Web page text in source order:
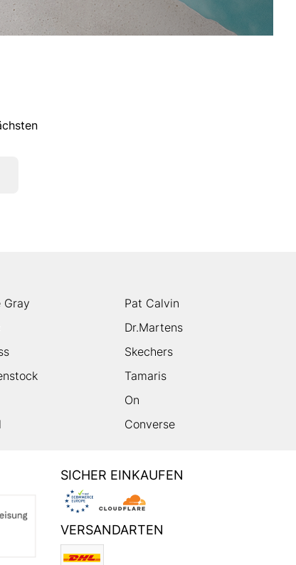
Gray
Pat Calvin
Dr.Martens
Skechers
Tamaris
On
Converse
SICHER EINKAUFEN
VERSANDARTEN